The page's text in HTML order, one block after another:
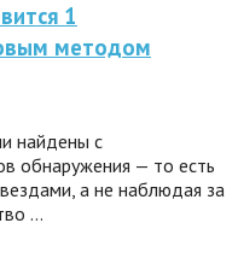
1
методом
найдены с
обнаружения — то есть
а не наблюдая за
…